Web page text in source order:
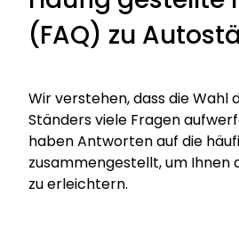
(FAQ) zu
Wir verstehen, dass die Wahl
Ständers viele Fragen
haben Antworten auf die
zusammengestellt, um Ihnen
zu erleichtern.